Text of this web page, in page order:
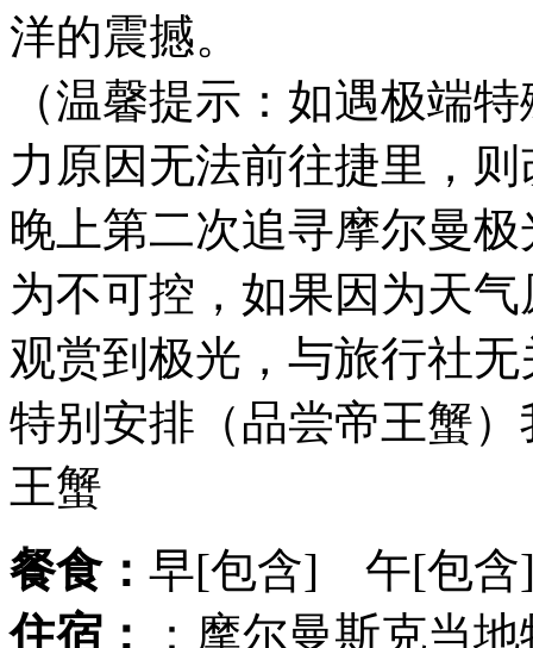
洋的震撼。
（温馨提示：如遇极端
力原因无法前往捷里，
晚上第二次追寻摩尔曼
为不可控，如果因为天
观赏到极光，与旅行社
特别安排（品尝帝王蟹
王蟹
餐食： 早[包含] 午[包
住宿：
：摩尔曼斯克当